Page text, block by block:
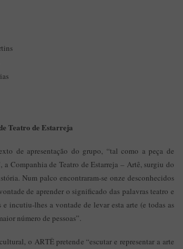
Teatro de Estarreja
de apresentação do grupo, “tal como a peça de
a Companhia de Teatro de Estarreja – Artê, surgiu do
Num palco encontraram-se onze desconhecidos
de aprender o significado das palavras teatro e
incutiu-lhes a vontade de levar esta arte (e todas as
número de pessoas”.
o ARTÊ pretende “escutar e representar a arte